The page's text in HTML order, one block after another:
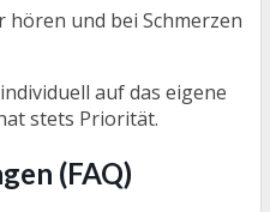
und bei Schmerzen
auf das eigene
stets Priorität.
(FAQ)